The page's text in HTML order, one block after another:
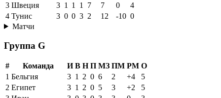
3 Швеция 3 1 1 1 7 7 0
4
4 Тунис 3 0 0 3 2 12 -10 0
Матчи
Группа G
# Команда И В Н П МЗ ПМ РМ О
1 Бельгия 3 1 2 0 6 2 +4
5
2 Египет 3 1 2 0 5 3 +2
5